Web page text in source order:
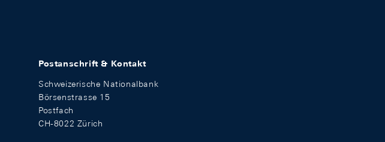
Postanschrift & Kontakt
Schweizerische Nationalbank
Börsenstrasse 15
Postfach
CH-8022 Zürich